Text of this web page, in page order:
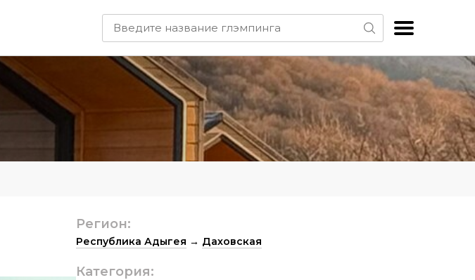
Регион:
Республика Адыгея → Даховская
Категория: